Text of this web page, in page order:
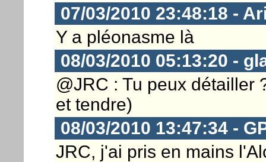
07/03/2010 23:48:18 -
Y a pléonasme là
08/03/2010 05:13:20 -
@JRC : Tu peux détailler
et tendre)
08/03/2010 13:47:34 -
JRC, j'ai pris en mains